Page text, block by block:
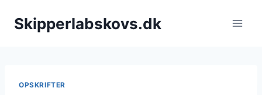
Skipperlabskovs.dk
OPSKRIFTER